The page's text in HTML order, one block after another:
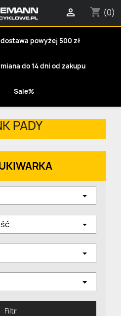
shopping_cart (0)

powyżej 500 zł
do 14 dni od zakupu
Sale%
PADY
Filtr